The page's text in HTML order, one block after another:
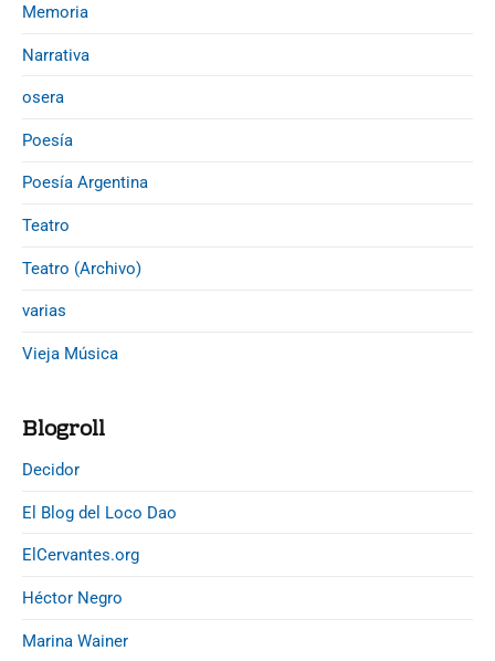
Memoria
Narrativa
osera
Poesía
Poesía Argentina
Teatro
Teatro (Archivo)
varias
Vieja Música
Blogroll
Decidor
El Blog del Loco Dao
ElCervantes.org
Héctor Negro
Marina Wainer